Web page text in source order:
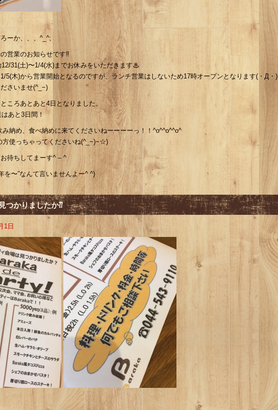
ーか、、、^_^;
営業のお知らせです‼︎
12/31(土)〜1/4(水)までお休みをいただきます♨︎
5(木)から営業開始となるのですが、ランチ営業はしないため17時オープンとなります(・Д・)
さいませ(^_−)
ころあとあと4日となりました。
あと3日間！
納め、食べ納めに来てくださいねーーーーっ！！^o^^o^^o^
方使っちゃってくださいね(^_−)−☆)
待ちしてまーす^ – ^
を〜”なんて言いませんよー^ ^)
つかりましたか⁇
1日